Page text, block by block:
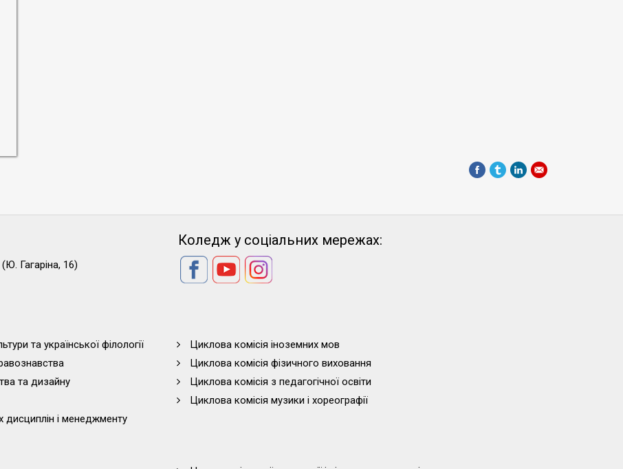
Гагаріна, 16)
Коледж у соціальних мережах:
та української філології
Циклова комісія іноземних мов
Циклова комісія фізичного виховання
та дизайну
Циклова комісія з педагогічної освіти
Циклова комісія музики і хореографії
дисциплін і менеджменту